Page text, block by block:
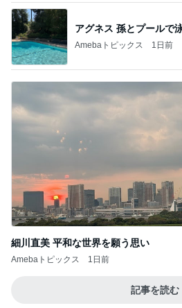
細川直美 平和な世界を願う思い
Amebaトピックス 1日前
記事を読む
Amebaトピックス 14時間前